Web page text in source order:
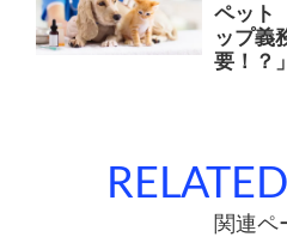
ペット
ップ義
要！？」
関連ペ